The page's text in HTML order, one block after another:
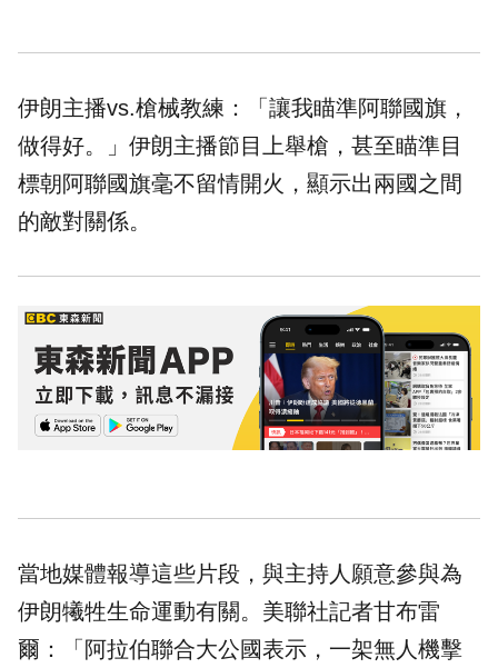
伊朗主播vs.槍械教練：「讓我瞄準阿聯國旗，
做得好。」伊朗主播節目上舉槍，甚至瞄準目
標朝阿聯國旗毫不留情開火，顯示出兩國之間
的敵對關係。
當地媒體報導這些片段，與主持人願意參與為
伊朗犧牲生命運動有關。美聯社記者甘布雷
爾：「阿拉伯聯合大公國表示，一架無人機擊